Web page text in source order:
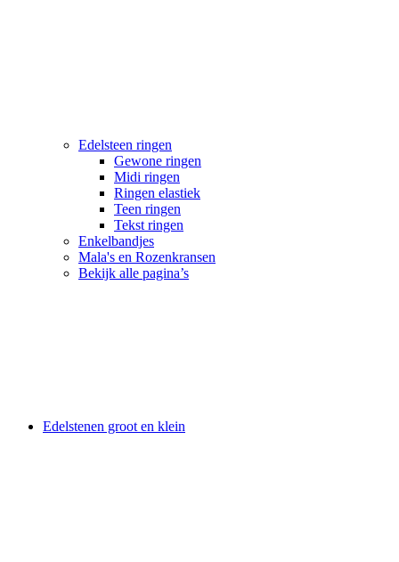
Edelsteen ringen
Gewone ringen
Midi ringen
Ringen elastiek
Teen ringen
Tekst ringen
Enkelbandjes
Mala's en Rozenkransen
Bekijk alle pagina’s
Edelstenen groot en klein